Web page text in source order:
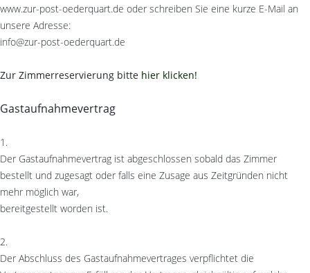
www.zur-post-oederquart.de oder schreiben Sie eine kurze E-Mail an
unsere Adresse:
info@zur-post-oederquart.de
Zur Zimmerreservierung bitte hier klicken!
Gastaufnahmevertrag
1.
Der Gastaufnahmevertrag ist abgeschlossen sobald das Zimmer
bestellt und zugesagt oder falls eine Zusage aus Zeitgründen nicht
mehr möglich war,
bereitgestellt worden ist.
2.
Der Abschluss des Gastaufnahmevertrages verpflichtet die